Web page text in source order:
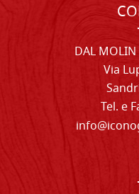
DAL MOLIN
Via
Tel. e